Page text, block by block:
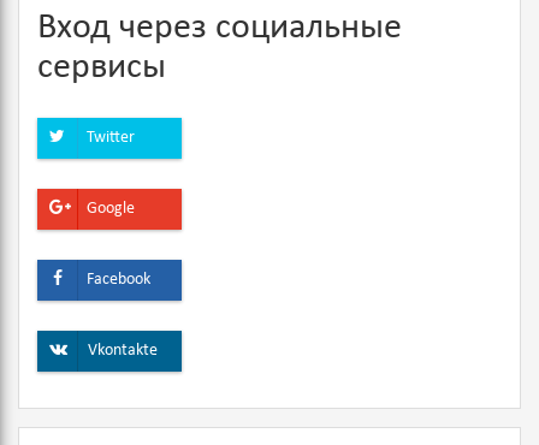
Вход через социальные
сервисы
Twitter
Google
Facebook
Vkontakte